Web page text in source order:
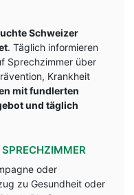
Schweizer
. Täglich informieren
Sprechzimmer über
Krankheit
mit fundlerten
und täglich
oder
zu Gesundheit oder